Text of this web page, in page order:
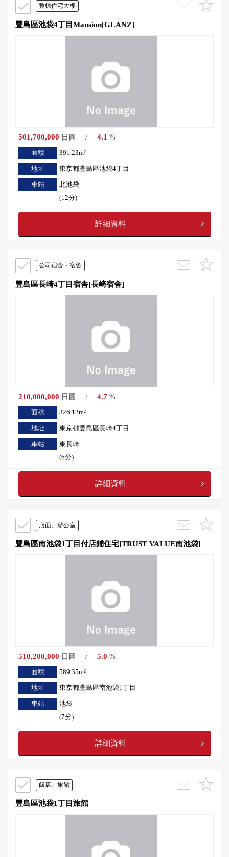
整棟住宅大樓
豐島區池袋4丁目Mansion[GLANZ]
501,700,000 日圓 / 4.1 %
面積
391.23m²
地址 東京都豐島區池袋4丁目
車站
北池袋
(12分)
詳細資料
公司宿舍・宿舍
豐島區長崎4丁目宿舎[長崎宿舎]
210,000,000 日圓 / 4.7 %
面積
326.12m²
地址 東京都豐島區長崎4丁目
車站
東長崎
(6分)
詳細資料
店面、辦公室
豐島區南池袋1丁目付店鋪住宅[TRUST VALUE南池袋]
510,200,000 日圓 / 5.0 %
面積
589.35m²
地址 東京都豐島區南池袋1丁目
車站
池袋
(7分)
詳細資料
飯店、旅館
豐島區池袋1丁目旅館